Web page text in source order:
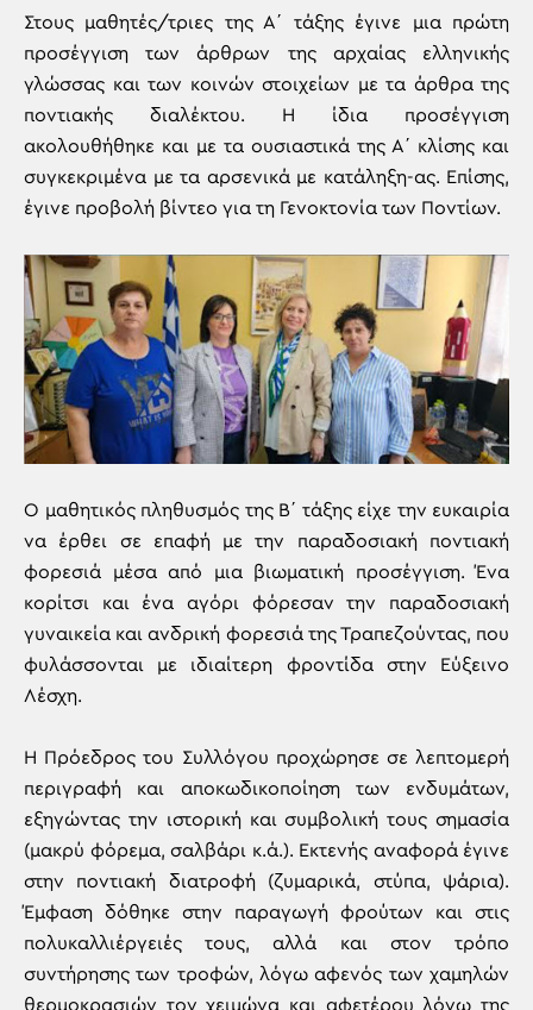
Στους μαθητές/τριες της Α΄ τάξης έγινε μια πρώτη
προσέγγιση των άρθρων της αρχαίας ελληνικής
γλώσσας και των κοινών στοιχείων με τα άρθρα της
ποντιακής διαλέκτου. Η ίδια προσέγγιση
ακολουθήθηκε και με τα ουσιαστικά της Α΄ κλίσης και
συγκεκριμένα με τα αρσενικά με κατάληξη-ας. Επίσης,
έγινε προβολή βίντεο για τη Γενοκτονία των Ποντίων.
Ο μαθητικός πληθυσμός της Β΄ τάξης είχε την ευκαιρία
να έρθει σε επαφή με την παραδοσιακή ποντιακή
φορεσιά μέσα από μια βιωματική προσέγγιση. Ένα
κορίτσι και ένα αγόρι φόρεσαν την παραδοσιακή
γυναικεία και ανδρική φορεσιά της Τραπεζούντας, που
φυλάσσονται με ιδιαίτερη φροντίδα στην Εύξεινο
Λέσχη.
Η Πρόεδρος του Συλλόγου προχώρησε σε λεπτομερή
περιγραφή και αποκωδικοποίηση των ενδυμάτων,
εξηγώντας την ιστορική και συμβολική τους σημασία
(μακρύ φόρεμα, σαλβάρι κ.ά.). Εκτενής αναφορά έγινε
στην ποντιακή διατροφή (ζυμαρικά, στύπα, ψάρια).
Έμφαση δόθηκε στην παραγωγή φρούτων και στις
πολυκαλλιέργειές τους, αλλά και στον τρόπο
συντήρησης των τροφών, λόγω αφενός των χαμηλών
θερμοκρασιών τον χειμώνα και αφετέρου λόγω της